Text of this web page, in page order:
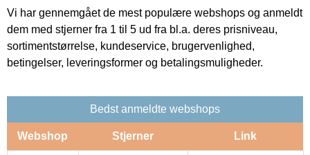
Vi har gennemgået de mest populære webshops og anmeldt
dem med stjerner fra 1 til 5 ud fra bl.a. deres prisniveau,
sortimentstørrelse, kundeservice, brugervenlighed,
betingelser, leveringsformer og betalingsmuligheder.
Bedst anmeldte webshops
Webshop Stjerner Link